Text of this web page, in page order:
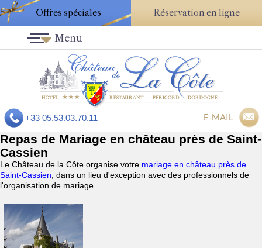
Offres spéciales Réservation en ligne
+33 05.53.03.70.11 E-MAIL
Menu
Repas de Mariage en château près de Saint-
Cassien
Le Château de la Côte organise votre mariage en château près de
Saint-Cassien , dans un lieu d'exception avec des professionnels de
l'organisation de mariage.